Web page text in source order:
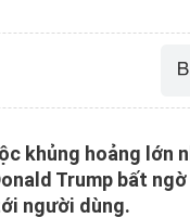
khủng hoảng lớn
Trump bất
người dùng.